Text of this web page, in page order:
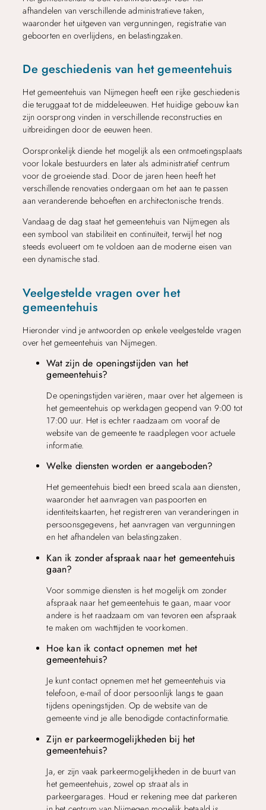
afhandelen van verschillende administratieve taken,
waaronder het uitgeven van vergunningen, registratie van
geboorten en overlijdens, en belastingzaken.
De geschiedenis van het gemeentehuis
Het gemeentehuis van Nijmegen heeft een rijke geschiedenis
die teruggaat tot de middeleeuwen. Het huidige gebouw kan
zijn oorsprong vinden in verschillende reconstructies en
uitbreidingen door de eeuwen heen.
Oorspronkelijk diende het mogelijk als een ontmoetingsplaats
voor lokale bestuurders en later als administratief centrum
voor de groeiende stad. Door de jaren heen heeft het
verschillende renovaties ondergaan om het aan te passen
aan veranderende behoeften en architectonische trends.
Vandaag de dag staat het gemeentehuis van Nijmegen als
een symbool van stabiliteit en continuïteit, terwijl het nog
steeds evolueert om te voldoen aan de moderne eisen van
een dynamische stad.
Veelgestelde vragen over het
gemeentehuis
Hieronder vind je antwoorden op enkele veelgestelde vragen
over het gemeentehuis van Nijmegen.
Wat zijn de openingstijden van het
gemeentehuis?
De openingstijden variëren, maar over het algemeen is
het gemeentehuis op werkdagen geopend van 9:00 tot
17:00 uur. Het is echter raadzaam om vooraf de
website van de gemeente te raadplegen voor actuele
informatie.
Welke diensten worden er aangeboden?
Het gemeentehuis biedt een breed scala aan diensten,
waaronder het aanvragen van paspoorten en
identiteitskaarten, het registreren van veranderingen in
persoonsgegevens, het aanvragen van vergunningen
en het afhandelen van belastingzaken.
Kan ik zonder afspraak naar het gemeentehuis
gaan?
Voor sommige diensten is het mogelijk om zonder
afspraak naar het gemeentehuis te gaan, maar voor
andere is het raadzaam om van tevoren een afspraak
te maken om wachttijden te voorkomen.
Hoe kan ik contact opnemen met het
gemeentehuis?
Je kunt contact opnemen met het gemeentehuis via
telefoon, e-mail of door persoonlijk langs te gaan
tijdens openingstijden. Op de website van de
gemeente vind je alle benodigde contactinformatie.
Zijn er parkeermogelijkheden bij het
gemeentehuis?
Ja, er zijn vaak parkeermogelijkheden in de buurt van
het gemeentehuis, zowel op straat als in
parkeergarages. Houd er rekening mee dat parkeren